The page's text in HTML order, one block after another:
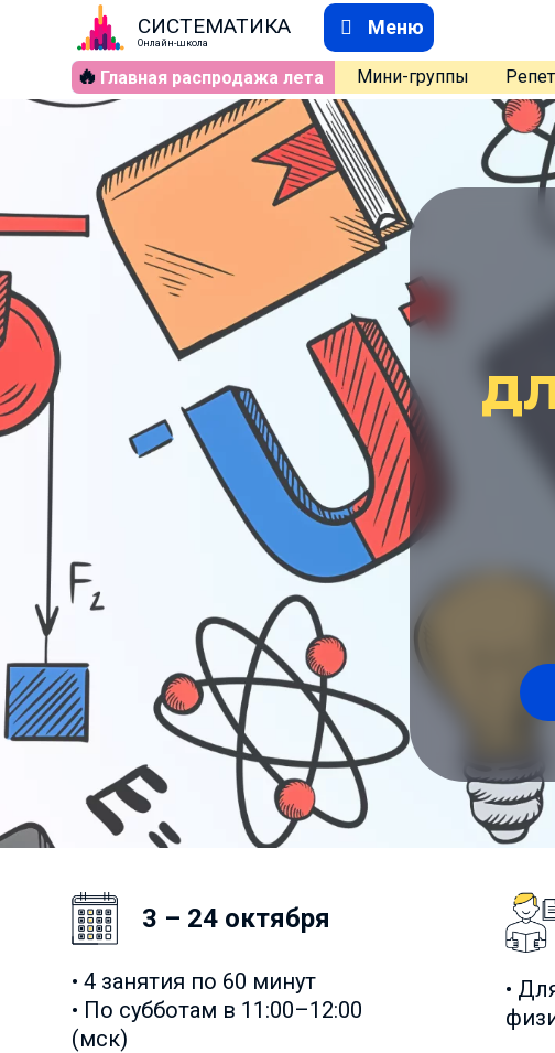
СИСТЕМАТИКА
Онлайн-школа
Меню
🔥 Главная распродажа лета Мини-группы
3 – 24 октября
• 4 занятия по 60 минут
• По субботам в 11:00–12:00
(мск)
•